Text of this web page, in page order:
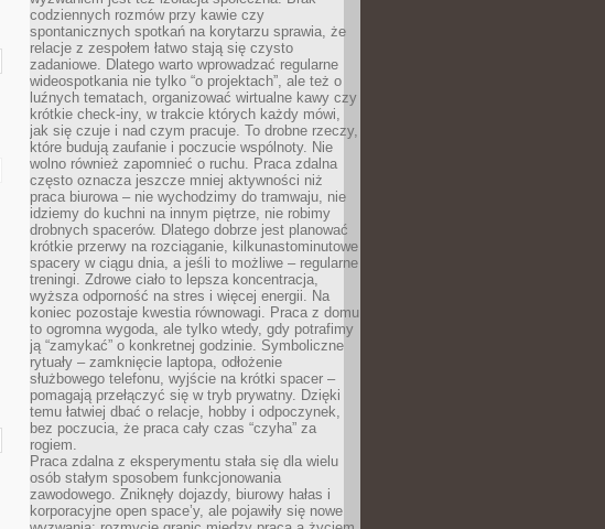
codziennych rozmów przy kawie czy
spontanicznych spotkań na korytarzu sprawia, że
relacje z zespołem łatwo stają się czysto
zadaniowe. Dlatego warto wprowadzać regularne
wideospotkania nie tylko “o projektach”, ale też o
luźnych tematach, organizować wirtualne kawy czy
krótkie check-iny, w trakcie których każdy mówi,
jak się czuje i nad czym pracuje. To drobne rzeczy,
które budują zaufanie i poczucie wspólnoty. Nie
wolno również zapomnieć o ruchu. Praca zdalna
często oznacza jeszcze mniej aktywności niż
praca biurowa – nie wychodzimy do tramwaju, nie
idziemy do kuchni na innym piętrze, nie robimy
drobnych spacerów. Dlatego dobrze jest planować
krótkie przerwy na rozciąganie, kilkunastominutowe
spacery w ciągu dnia, a jeśli to możliwe – regularne
treningi. Zdrowe ciało to lepsza koncentracja,
wyższa odporność na stres i więcej energii. Na
koniec pozostaje kwestia równowagi. Praca z domu
to ogromna wygoda, ale tylko wtedy, gdy potrafimy
ją “zamykać” o konkretnej godzinie. Symboliczne
rytuały – zamknięcie laptopa, odłożenie
służbowego telefonu, wyjście na krótki spacer –
pomagają przełączyć się w tryb prywatny. Dzięki
temu łatwiej dbać o relacje, hobby i odpoczynek,
bez poczucia, że praca cały czas “czyha” za
rogiem.
Praca zdalna z eksperymentu stała się dla wielu
osób stałym sposobem funkcjonowania
zawodowego. Zniknęły dojazdy, biurowy hałas i
korporacyjne open space’y, ale pojawiły się nowe